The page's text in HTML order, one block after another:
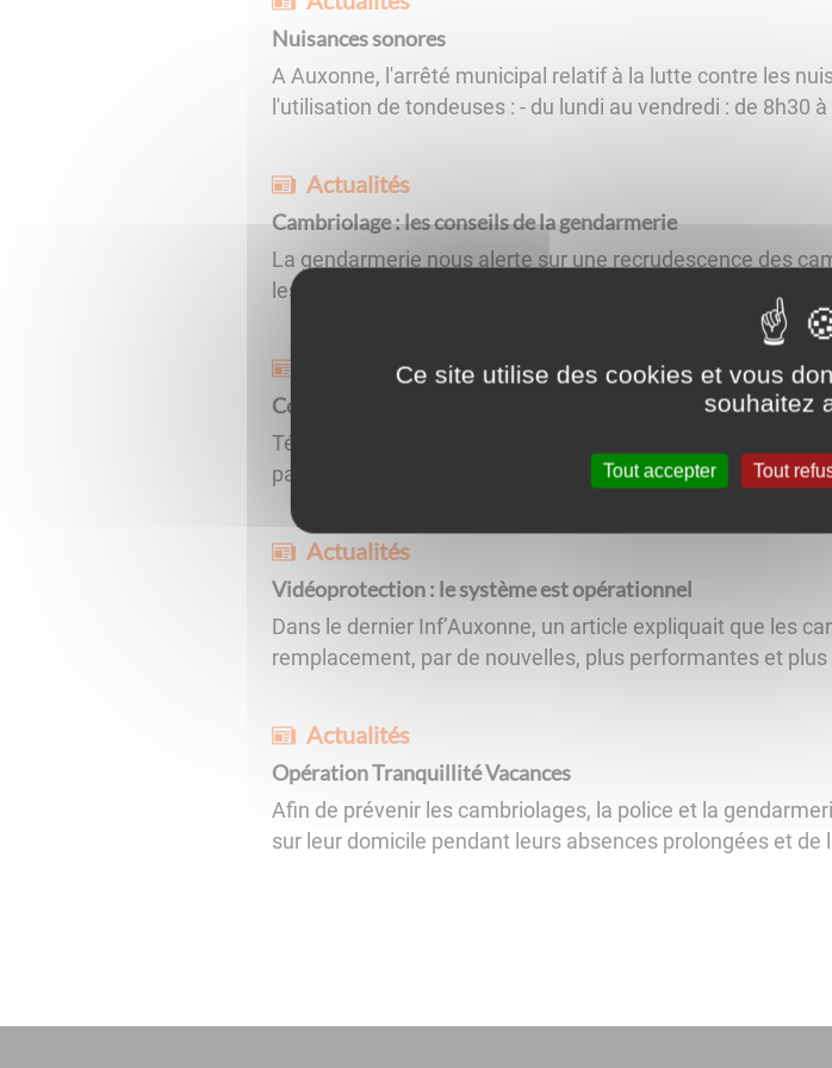
Nuisances sonores
A Auxonne, l'arrêté municipal relatif à la lutte contre les
l'utilisation de tondeuses : - du lundi au vendredi : de 8h30
Actualités
Cambriolage : les conseils de la gendarmerie
La gendarmerie nous alerte sur une recrudescence des
les recommandations suivantes : fermez tous vos accès
Actualités
Contre les cambriolages, ayez les bons réflexes !
Téléchargez les recommandations du Ministère de
partir en vacances ou si vous êtes victime ou témoin d'un
Actualités
Vidéoprotection : le système est opérationnel
Dans le dernier Inf’Auxonne, un article expliquait que les
remplacement, par de nouvelles, plus performantes et
Actualités
Opération Tranquillité Vacances
Afin de prévenir les cambriolages, la police et la
sur leur domicile pendant leurs absences prolongées et de
Ce site utilise des cookies et vous
souhaitez
Tout accepter Tout